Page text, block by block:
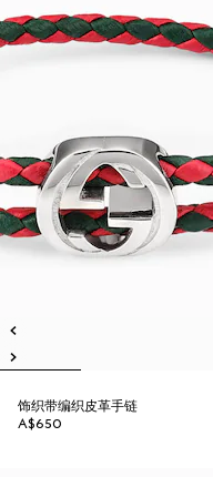
饰织带编织皮革手链
A$650